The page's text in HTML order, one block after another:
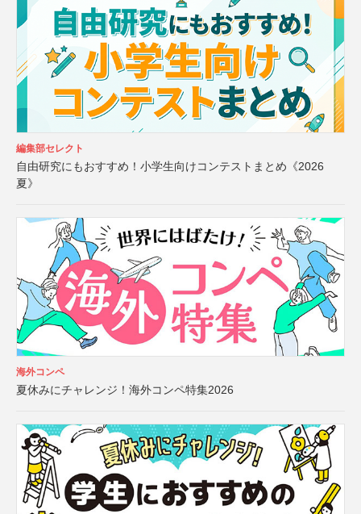
編集部セレクト
自由研究にもおすすめ！小学生向けコンテストまとめ《2026
夏》
海外コンペ
夏休みにチャレンジ！海外コンペ特集2026